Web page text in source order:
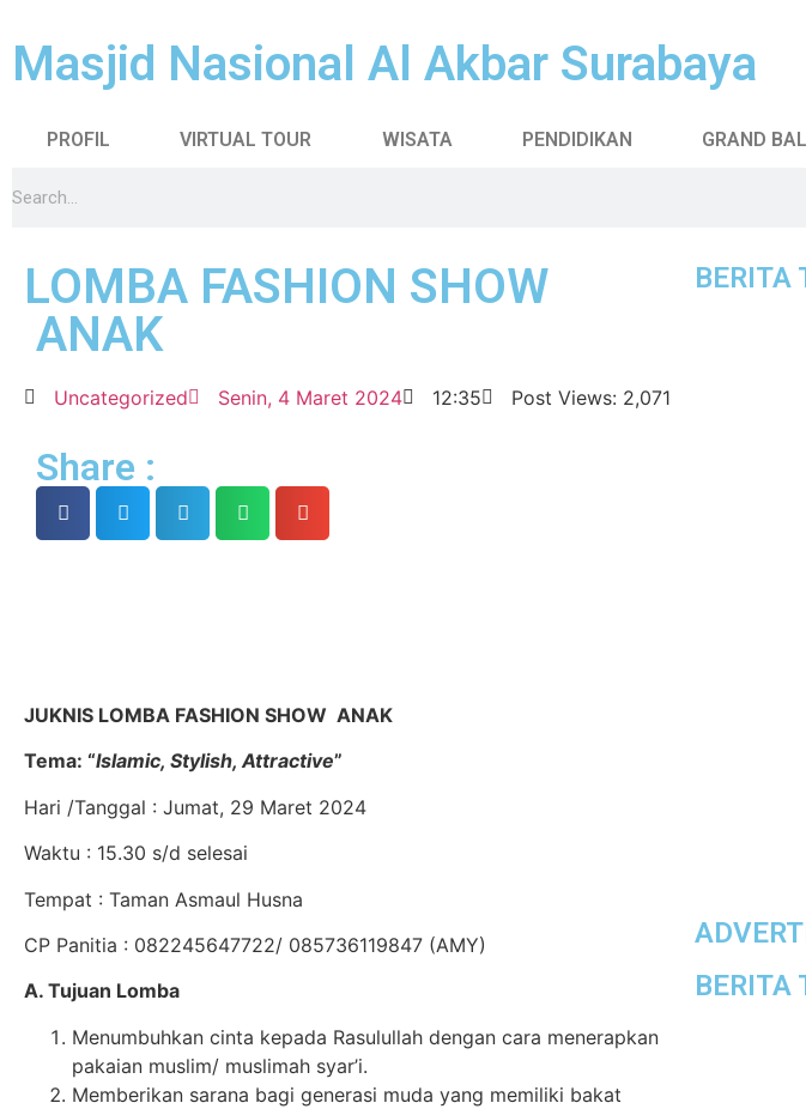
Masjid Nasional Al Akbar Surabaya
PROFIL VIRTUAL TOUR WISATA PENDIDIKAN GRAND
LOMBA FASHION SHOW
ANAK
Uncategorized Senin, 4 Maret 2024 12:35 Post Views: 2,071
Share :
JUKNIS LOMBA FASHION SHOW ANAK
Tema: “Islamic, Stylish, Attractive”
Hari /Tanggal : Jumat, 29 Maret 2024
Waktu : 15.30 s/d selesai
Tempat : Taman Asmaul Husna
CP Panitia : 082245647722/ 085736119847 (AMY)
A. Tujuan Lomba
Menumbuhkan cinta kepada Rasulullah dengan cara menerapkan
pakaian muslim/ muslimah syar’i.
Memberikan sarana bagi generasi muda yang memiliki bakat
BERITA
BERITA